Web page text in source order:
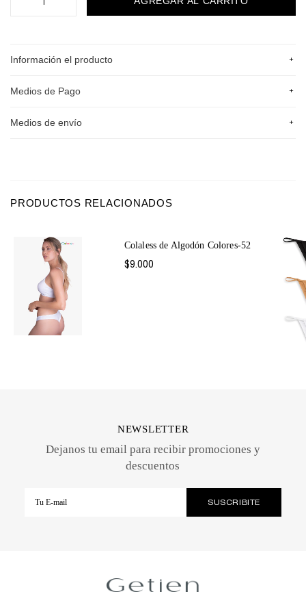
+
Información el producto
+
Medios de Pago
+
Medios de envío
PRODUCTOS RELACIONADOS
Colaless de Algodón Colores-52
$9.000
NEWSLETTER
Dejanos tu email para recibir promociones y
descuentos